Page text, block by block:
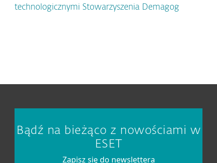
technologicznymi Stowarzyszenia Demagog